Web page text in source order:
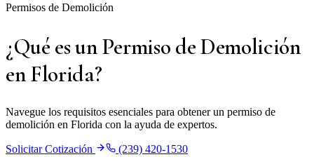
Permisos de Demolición
¿Qué es un Permiso de Demolición
en Florida?
Navegue los requisitos esenciales para obtener un permiso de
demolición en Florida con la ayuda de expertos.
Solicitar Cotización
(239) 420-1530